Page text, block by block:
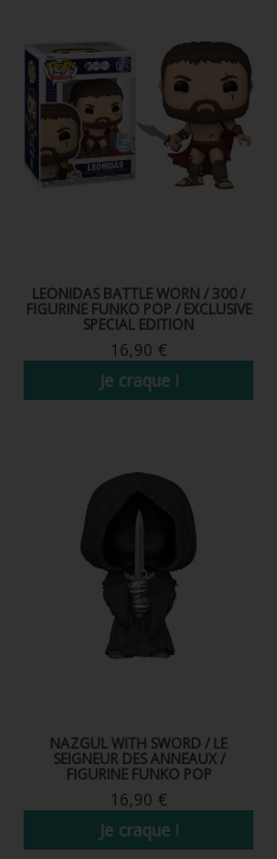
LEONIDAS BATTLE WORN / 300 /
FIGURINE FUNKO POP / EXCLUSIVE
SPECIAL EDITION
16,90 €
Je craque !
NAZGUL WITH SWORD / LE
SEIGNEUR DES ANNEAUX /
FIGURINE FUNKO POP
16,90 €
Je craque !